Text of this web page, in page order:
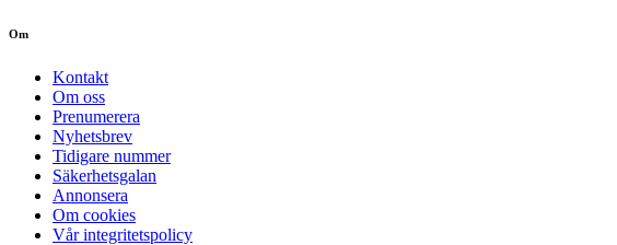
Om
Kontakt
Om oss
Prenumerera
Nyhetsbrev
Tidigare nummer
Säkerhetsgalan
Annonsera
Om cookies
Vår integritetspolicy